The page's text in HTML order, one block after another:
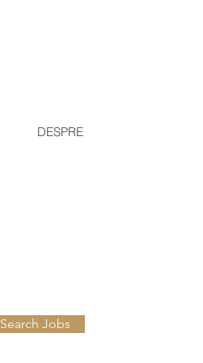
DESPRE
Search Jobs